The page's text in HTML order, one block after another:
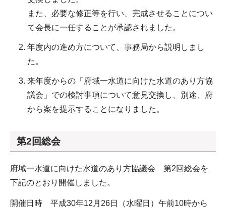
また、必要な修正等を行い、完成させることについ
て会長に一任することが承認されました。
年度内の進め方について、事務局から説明しまし
た。
来年度からの「府域一水道に向けた水道のあり方協
議会」での検討事項について意見交換し、別途、府
から案を提示することになりました。
第2回総会
府域一水道に向けた水道のあり方協議会 第2回総会を
下記のとおり開催しました。
開催日時 平成30年12月26日（水曜日）午前10時から